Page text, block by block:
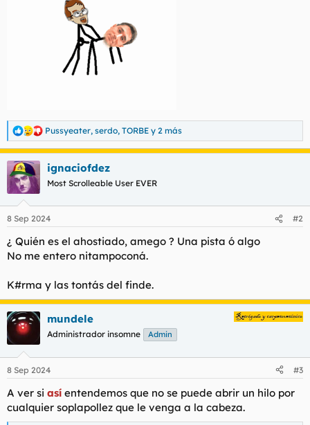
R
e
a
c
c
i
e
Pussyeater, serdo, TORBE y 2 más
ignaciofdez
Most Scrolleable User EVER
8 Sep 2024 #2
¿ Quién es el ahostiado, amego ? Una pista ó algo
No me entero nitampoconá.
K#rma y las tontás del finde.
mundele
Administrador insomne Admin
8 Sep 2024 #3
A ver si así entendemos que no se puede abrir un hilo por
cualquier soplapollez que le venga a la cabeza.